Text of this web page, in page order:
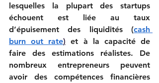
lesquelles la plupart des startups
échouent est liée au taux
d’épuisement des liquidités (cash
burn out rate) et à la capacité de
faire des estimations réalistes. De
nombreux entrepreneurs peuvent
avoir des compétences financières